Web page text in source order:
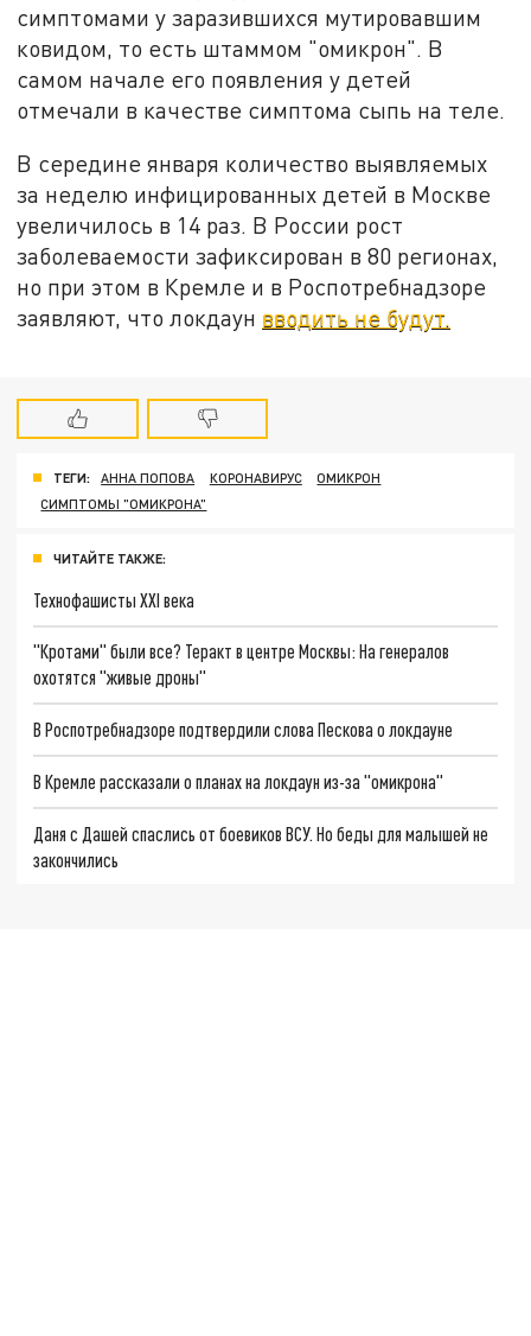
симптомами у заразившихся мутировавшим
ковидом, то есть штаммом "омикрон". В
самом начале его появления у детей
отмечали в качестве симптома сыпь на теле.
В середине января количество выявляемых
за неделю инфицированных детей в Москве
увеличилось в 14 раз. В России рост
заболеваемости зафиксирован в 80 регионах,
но при этом в Кремле и в Роспотребнадзоре
заявляют, что локдаун вводить не будут.
ТЕГИ: АННА ПОПОВА КОРОНАВИРУС
ОМИКРОН
СИМПТОМЫ "ОМИКРОНА"
ЧИТАЙТЕ ТАКЖЕ:
Технофашисты XXI века
"Кротами" были все? Теракт в центре Москвы: На генералов
охотятся "живые дроны"
В Роспотребнадзоре подтвердили слова Пескова о локдауне
В Кремле рассказали о планах на локдаун из-за "омикрона"
Даня с Дашей спаслись от боевиков ВСУ. Но беды для малышей не
закончились